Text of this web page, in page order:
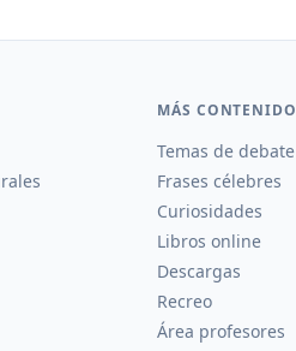
MÁS CONTENIDO
Temas de debate
Frases célebres
Curiosidades
Libros online
Descargas
Recreo
Área profesores